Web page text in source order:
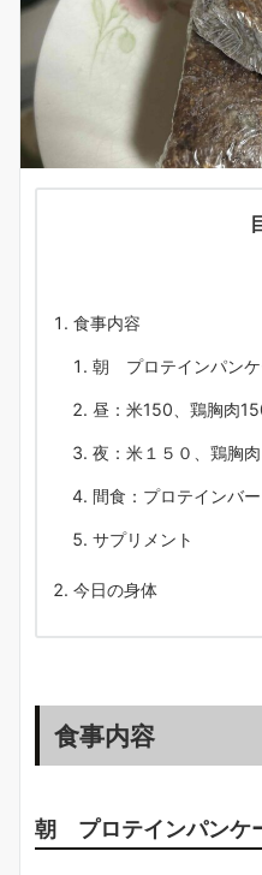
食事内容
朝 プロテインパンケ
昼：米150、鶏胸肉
夜：米１５０、鶏胸
間食：プロテインバー
サプリメント
今日の身体
食事内容
朝 プロテインパンケ